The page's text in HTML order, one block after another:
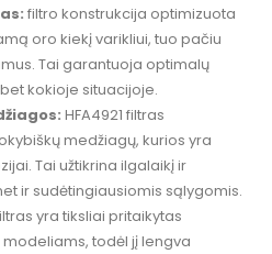
filtro konstrukcija optimizuota
oro kiekį varikliui, tuo pačiu
Tai garantuoja optimalų
kokioje situacijoje.
HFA4921 filtras
medžiagų, kurios yra
Tai užtikrina ilgalaikį ir
ir sudėtingiausiomis sąlygomis.
yra tiksliai pritaikytas
todėl jį lengva